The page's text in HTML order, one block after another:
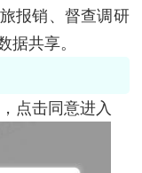
报销、督查调研
据共享。
点击同意进入